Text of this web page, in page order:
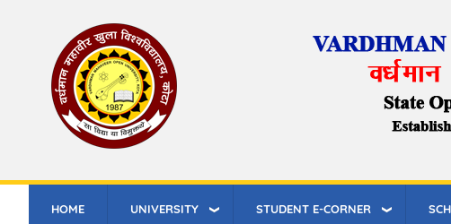
content
HOME UNIVERSITY STUDENT E-CORNER